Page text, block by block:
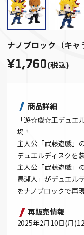
ナノブロック（キャ
¥1,760(税込)
商品詳細
「遊☆戯☆王デュエ
場！
主人公「武藤遊戯」
デュエルディスクを
主人公「武藤遊戯」
馬瀬人」がデュエル
をナノブロックで再現
再販売情報
2025年2月10日(月